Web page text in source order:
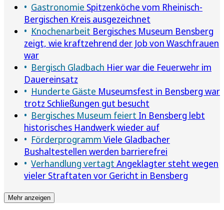
Gastronomie Spitzenköche vom Rheinisch-
Bergischen Kreis ausgezeichnet
Knochenarbeit Bergisches Museum Bensberg
zeigt, wie kraftzehrend der Job von Waschfrauen
war
Bergisch Gladbach Hier war die Feuerwehr im
Dauereinsatz
Hunderte Gäste Museumsfest in Bensberg war
trotz Schließungen gut besucht
Bergisches Museum feiert In Bensberg lebt
historisches Handwerk wieder auf
Förderprogramm Viele Gladbacher
Bushaltestellen werden barrierefrei
Verhandlung vertagt Angeklagter steht wegen
vieler Straftaten vor Gericht in Bensberg
Mehr anzeigen